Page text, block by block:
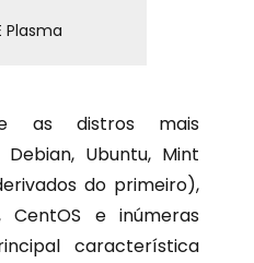
Plasma
as distros mais
Ubuntu, Mint
do primeiro),
CentOS e inúmeras
característica